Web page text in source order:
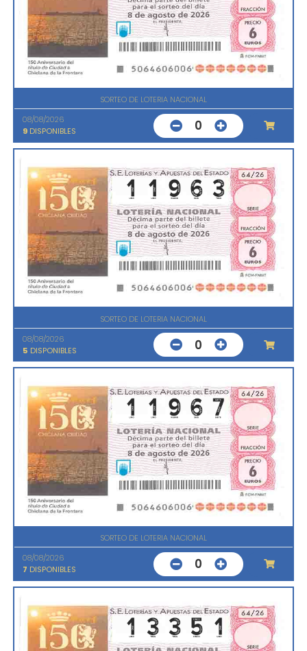
SORTEO DE LOTERIA NACIONAL
08/08/2026
9 DISPONIBLES 0
SORTEO DE LOTERIA NACIONAL
08/08/2026
5 DISPONIBLES 0
SORTEO DE LOTERIA NACIONAL
08/08/2026
7 DISPONIBLES 0